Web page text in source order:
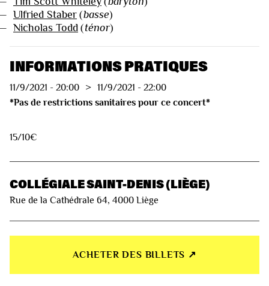
Ulfried Staber (basse)
Nicholas Todd (ténor)
INFORMATIONS PRATIQUES
11/9/2021 - 20:00 > 11/9/2021 - 22:00
*Pas de restrictions sanitaires pour ce concert*
15/10€
COLLÉGIALE SAINT-DENIS (LIÈGE)
Rue de la Cathédrale 64, 4000 Liège
ACHETER DES BILLETS ↗︎